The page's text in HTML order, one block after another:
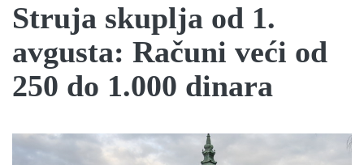
Struja skuplja od 1.
avgusta: Računi veći od
250 do 1.000 dinara